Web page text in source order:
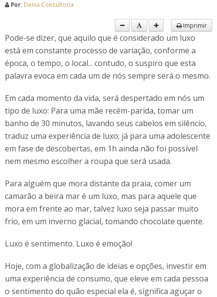
Por: Denia Consultoria
Imprimir
Pode-se dizer, que aquilo que é considerado um luxo
está em constante processo de variação, conforme a
época, o tempo, o local... contudo, o suspiro que esta
palavra evoca em cada um de nós sempre será o mesmo.
Em cada momento da vida, será despertado em nós um
tipo de luxo: Para uma mãe recém-parida, tomar um
banho de 30 minutos, lavando seus cabelos em silêncio,
traduz uma experiência de luxo; já para uma adolescente
em fase de descobertas, em 1h ainda não foi possível
nem mesmo escolher a roupa que será usada.
Para alguém que mora distante da praia, comer um
camarão a beira mar é um luxo, mas para aquele que
mora em frente ao mar, talvez luxo seja passar muito
frio, em um inverno glacial, tomando chocolate quente.
Luxo é sentimento. Luxo é emoção!
Hoje, com a globalização de ideias e opções, investir em
uma experiência de consumo, que eleve em cada pessoa
o sentimento do quão especial ela é, significa aguçar o